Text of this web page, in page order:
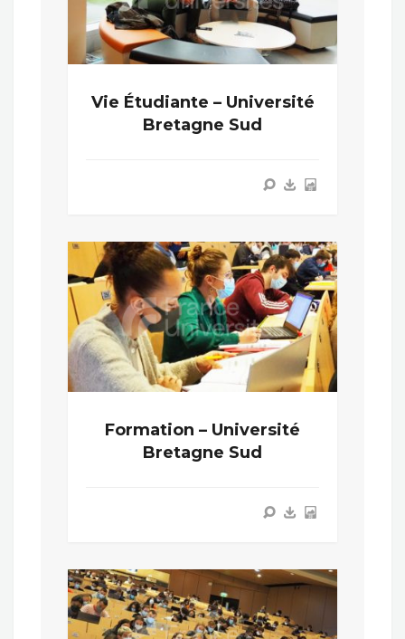
Vie Étudiante – Université
Bretagne Sud
Formation – Université
Bretagne Sud